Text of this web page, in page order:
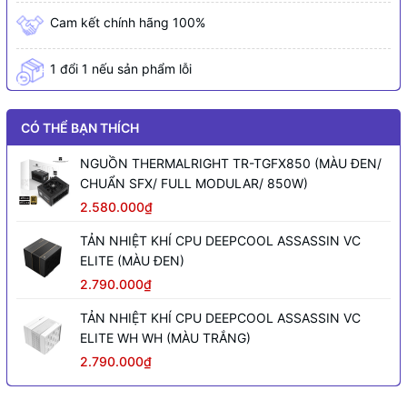
Cam kết chính hãng 100%
1 đổi 1 nếu sản phẩm lỗi
CÓ THỂ BẠN THÍCH
NGUỒN THERMALRIGHT TR-TGFX850 (MÀU ĐEN/
CHUẨN SFX/ FULL MODULAR/ 850W)
2.580.000₫
TẢN NHIỆT KHÍ CPU DEEPCOOL ASSASSIN VC
ELITE (MÀU ĐEN)
2.790.000₫
TẢN NHIỆT KHÍ CPU DEEPCOOL ASSASSIN VC
ELITE WH WH (MÀU TRẮNG)
2.790.000₫